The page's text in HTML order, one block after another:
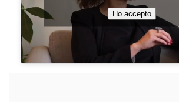
Ho accepto